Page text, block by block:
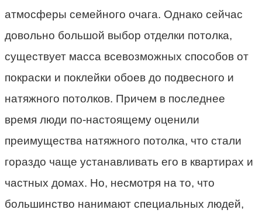
атмосферы семейного очага. Однако сейчас
довольно большой выбор отделки потолка,
существует масса всевозможных способов от
покраски и поклейки обоев до подвесного и
натяжного потолков. Причем в последнее
время люди по-настоящему оценили
преимущества натяжного потолка, что стали
гораздо чаще устанавливать его в квартирах и
частных домах. Но, несмотря на то, что
большинство нанимают специальных людей,